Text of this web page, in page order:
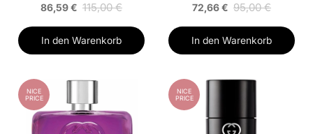
86,59 € 115,00 €
In den Warenkorb
72,66 € 95,00 €
In den Warenkorb
NICE
PRICE
NICE
PRICE